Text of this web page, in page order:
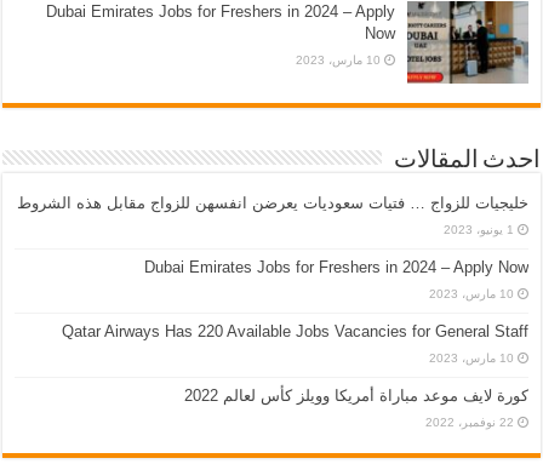
Dubai Emirates Jobs for Freshers in 2024 – Apply
Now
10 مارس، 2023
احدث المقالات
خليجيات للزواج … فتيات سعوديات يعرضن انفسهن للزواج مقابل هذه الشروط
1 يونيو، 2023
Dubai Emirates Jobs for Freshers in 2024 – Apply Now
10 مارس، 2023
Qatar Airways Has 220 Available Jobs Vacancies for General Staff
10 مارس، 2023
كورة لايف موعد مباراة أمريكا وويلز كأس لعالم 2022
22 نوفمبر، 2022